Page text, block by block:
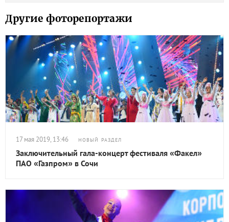
Другие фоторепортажи
17 мая 2019, 13:46 НОВЫЙ РАЗДЕЛ
Заключительный гала-концерт фестиваля «Факел»
ПАО «Газпром» в Сочи